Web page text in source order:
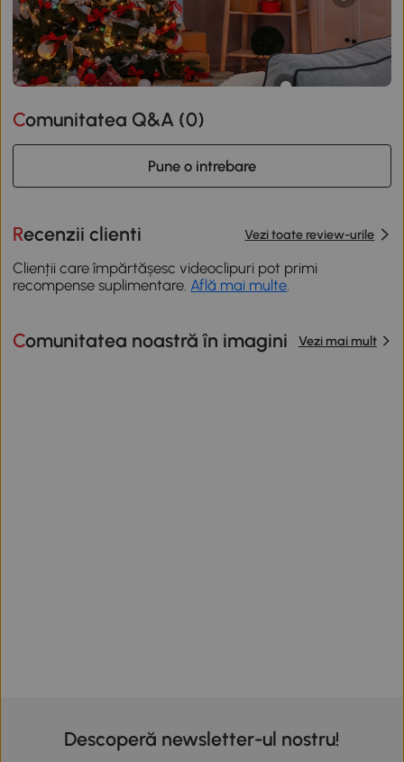
Comunitatea Q&A (0)
Pune o intrebare
Recenzii clienti Vezi toate review-urile
Clienții care împărtășesc videoclipuri pot primi
recompense suplimentare. Află mai multe
Comunitatea noastră în imagini Vezi mai mult
Descoperă newsletter-ul nostru!